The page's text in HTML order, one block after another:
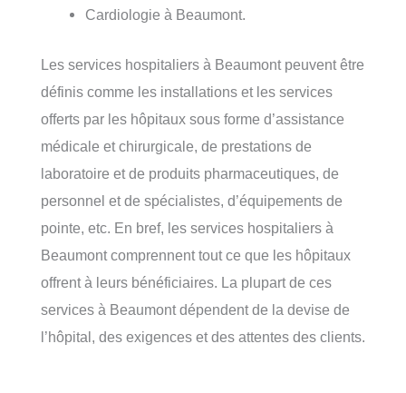
Cardiologie à Beaumont.
Les services hospitaliers à Beaumont peuvent être
définis comme les installations et les services
offerts par les hôpitaux sous forme d’assistance
médicale et chirurgicale, de prestations de
laboratoire et de produits pharmaceutiques, de
personnel et de spécialistes, d’équipements de
pointe, etc. En bref, les services hospitaliers à
Beaumont comprennent tout ce que les hôpitaux
offrent à leurs bénéficiaires. La plupart de ces
services à Beaumont dépendent de la devise de
l’hôpital, des exigences et des attentes des clients.